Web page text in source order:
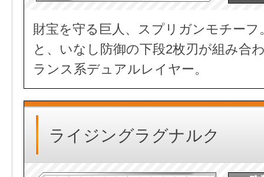
財宝を守る巨人、スプリガンモチーフ
と、いなし防御の下段2枚刃が組み合
ランス系デュアルレイヤー。
ライジングラグナルク